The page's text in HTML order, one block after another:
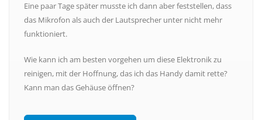
Eine paar Tage später musste ich dann aber feststellen, dass
das Mikrofon als auch der Lautsprecher unter nicht mehr
funktioniert.
Wie kann ich am besten vorgehen um diese Elektronik zu
reinigen, mit der Hoffnung, das ich das Handy damit rette?
Kann man das Gehäuse öffnen?